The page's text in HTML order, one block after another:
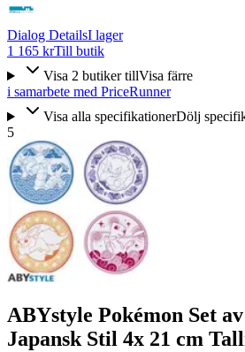
Dialog DetailsI lager
1 165 krTill butik
Visa 2 butiker tillVisa färre
i samarbete med PriceRunner
Visa alla specifikationerDölj
5
ABYstyle Pokémon Set
Japansk Stil 4x 21 cm